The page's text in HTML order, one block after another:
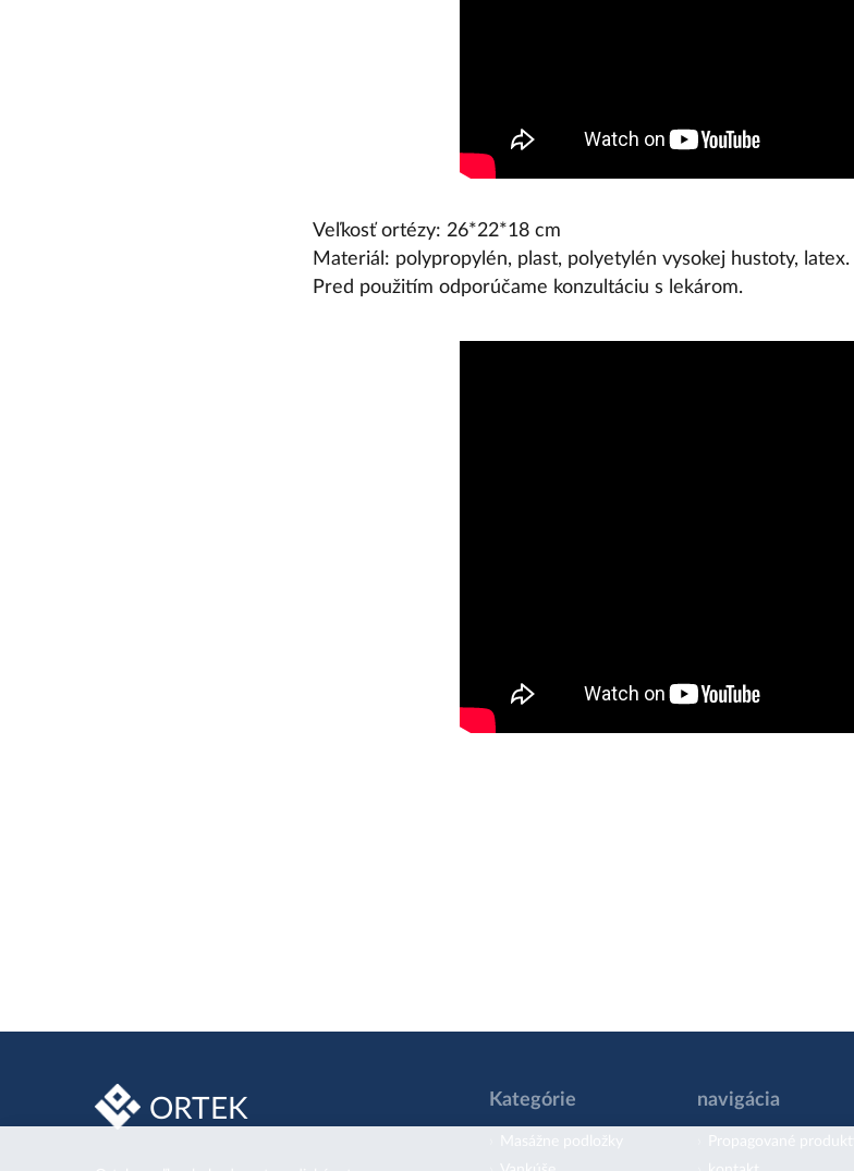
Veľkosť ortézy: 26*22*18 cm
Materiál: polypropylén, plast, polyetylén vysokej hustoty, latex.
Pred použitím odporúčame konzultáciu s lekárom.
ORTEK Kategórie
Masážne podložky
navigácia
Propagované produkty